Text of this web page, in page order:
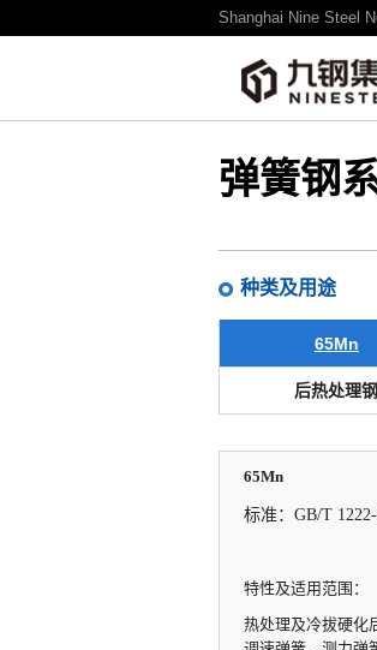
Shanghai Nine Steel
产品 / 技术
弹簧钢
种类及用途
65Mn
后热处理钢
65Mn
标准： GB/T
特性及适用范围：
热处理及冷拔硬化